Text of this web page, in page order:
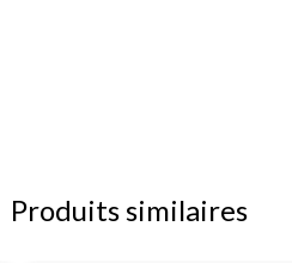
Produits similaires